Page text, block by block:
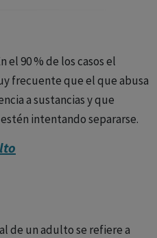
el 90 % de los casos el
frecuente que el que abusa
a sustancias y que
intentando separarse.
de un adulto se refiere a